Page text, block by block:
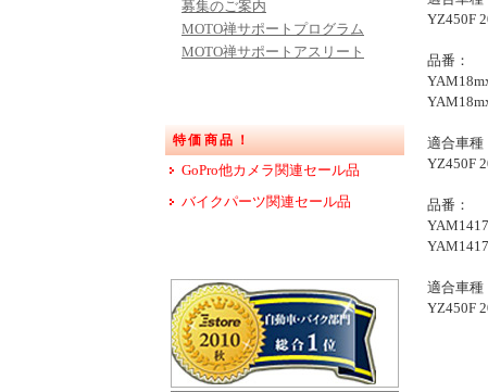
募集のご案内
MOTO禅サポートプログラム
MOTO禅サポートアスリート
特価商品！
GoPro他カメラ関連セール品
バイクパーツ関連セール品
YZ450F
品番：
適合車種
YZ450F
品番：
適合車種
YZ450F